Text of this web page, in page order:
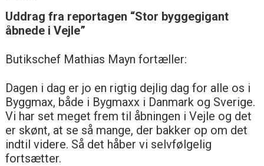
Uddrag fra reportagen “Stor byggegigant
åbnede i Vejle”
Butikschef Mathias Mayn fortæller:
Dagen i dag er jo en rigtig dejlig dag for alle os i
Byggmax, både i Bygmaxx i Danmark og Sverige.
Vi har set meget frem til åbningen i Vejle og det
er skønt, at se så mange, der bakker op om det
indtil videre. Så det håber vi selvfølgelig
fortsætter.